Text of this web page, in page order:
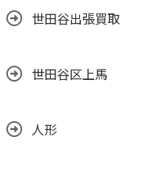
世田谷出張買取
世田谷区上馬
人形